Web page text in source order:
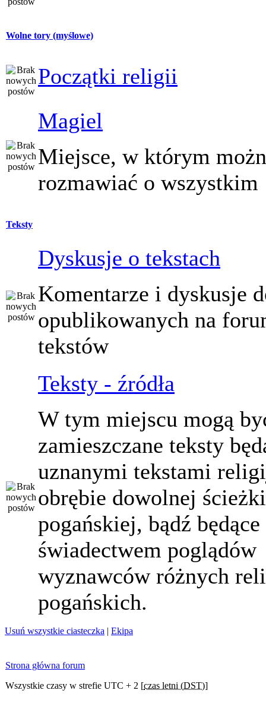
Wolne tory (myślowe)
Początki religii
Magiel
Miejsce, w którym
rozmawiać o wszystkim
Teksty
Dyskusje o tekstach
Komentarze i dyskusje
opublikowanych na
tekstów
Teksty - źródła
W tym miejscu mogą
zamieszczane teksty
uznanymi tekstami
obrębie dowolnej ścieżki
pogańskiej, bądź będące
świadectwem poglądów
wyznawców różnych
pogańskich.
Usuń wszystkie ciasteczka | Ekipa
Strona główna forum
Wszystkie czasy w strefie UTC + 2 [czas letni (DST)]